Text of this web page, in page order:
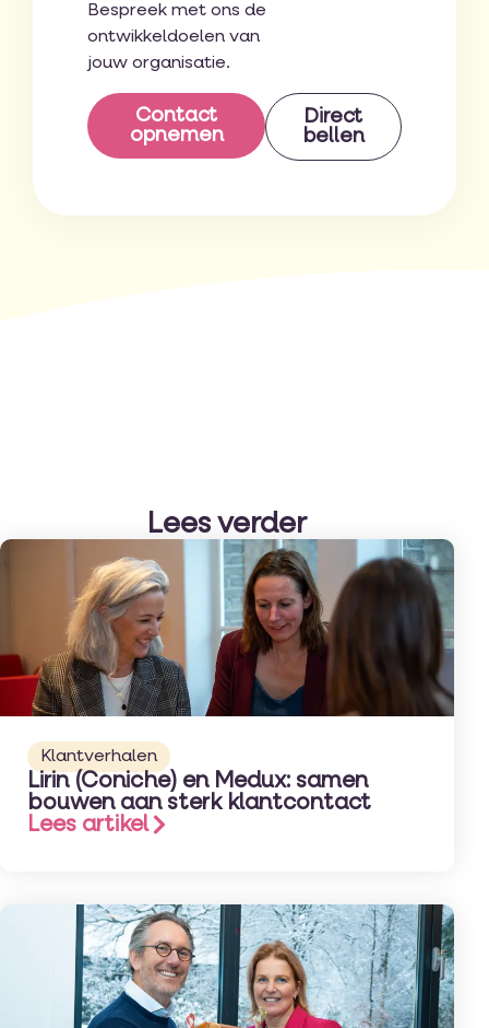
Bespreek met ons de
ontwikkeldoelen van
jouw organisatie.
Contact
opnemen
Direct
bellen
Lees verder
Klantverhalen
Lirin (Coniche) en Medux: samen
bouwen aan sterk klantcontact
Lees artikel